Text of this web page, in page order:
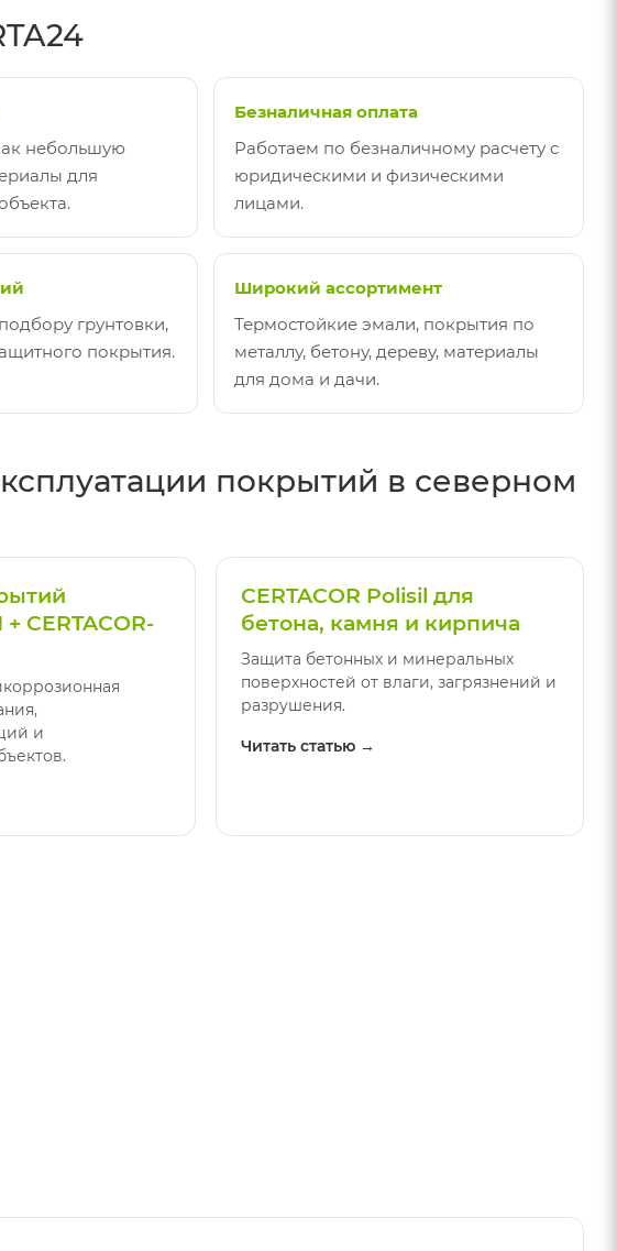
небольшую
для
Безналичная оплата
Работаем по безналичному расчету с
юридическими и физическими
лицами.
грунтовки,
покрытия.
Широкий ассортимент
Термостойкие эмали, покрытия по
металлу, бетону, дереву, материалы
для дома и дачи.
покрытий в северном
+ CERTACOR-
и
CERTACOR Polisil для
бетона, камня и кирпича
Защита бетонных и минеральных
поверхностей от влаги, загрязнений и
разрушения.
Читать статью →